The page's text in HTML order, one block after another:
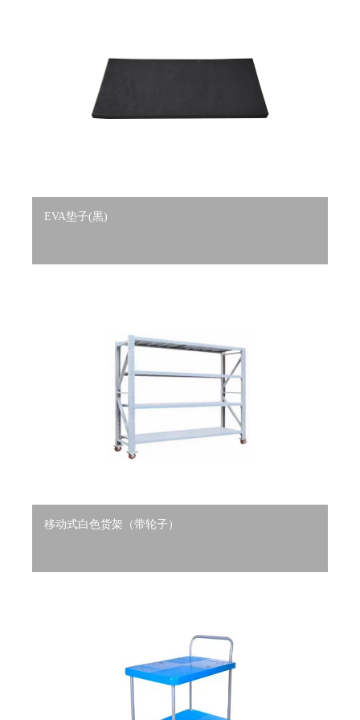
EVA垫子(黒)
移动式白色货架（带轮子）